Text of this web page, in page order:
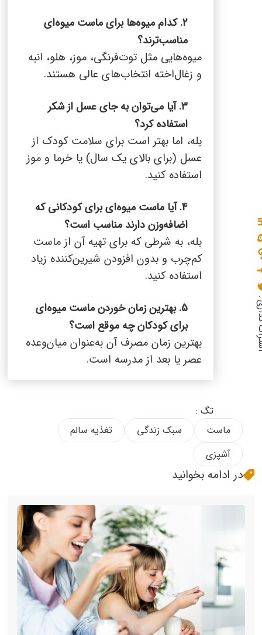
2. کدام میوه‌ها برای ماست میوه‌ای
مناسب‌ترند؟
میوه‌هایی مثل توت‌فرنگی، موز، هلو، انبه
و زغال‌اخته انتخاب‌های عالی هستند.
3. آیا می‌توان به جای عسل از شکر
استفاده کرد؟
بله، اما بهتر است برای سلامت کودک از
عسل (برای بالای یک سال) یا خرما و موز
استفاده کنید.
4. آیا ماست میوه‌ای برای کودکانی که
اضافه‌وزن دارند مناسب است؟
بله، به شرطی که برای تهیه آن از ماست
کم‌چرب و بدون افزودن شیرین‌کننده زیاد
استفاده کنید.
5. بهترین زمان خوردن ماست میوه‌ای
برای کودکان چه موقع است؟
بهترین زمان مصرف آن به‌عنوان میان‌وعده
عصر یا بعد از مدرسه است.
:
تگ :
ماست
سبک زندگی
تغذیه سالم
آشپزی
در ادامه بخوانید